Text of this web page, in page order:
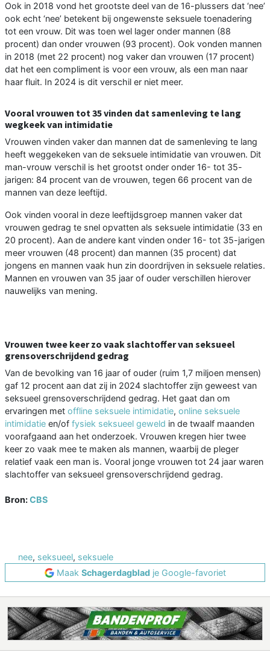
Ook in 2018 vond het grootste deel van de 16-plussers dat ‘nee’
ook echt ‘nee’ betekent bij ongewenste seksuele toenadering
tot een vrouw. Dit was toen wel lager onder mannen (88
procent) dan onder vrouwen (93 procent). Ook vonden mannen
in 2018 (met 22 procent) nog vaker dan vrouwen (17 procent)
dat het een compliment is voor een vrouw, als een man naar
haar fluit. In 2024 is dit verschil er niet meer.
Vooral vrouwen tot 35 vinden dat samenleving te lang
wegkeek van intimidatie
Vrouwen vinden vaker dan mannen dat de samenleving te lang
heeft weggekeken van de seksuele intimidatie van vrouwen. Dit
man-vrouw verschil is het grootst onder onder 16- tot 35-
jarigen: 84 procent van de vrouwen, tegen 66 procent van de
mannen van deze leeftijd.
Ook vinden vooral in deze leeftijdsgroep mannen vaker dat
vrouwen gedrag te snel opvatten als seksuele intimidatie (33 en
20 procent). Aan de andere kant vinden onder 16- tot 35-jarigen
meer vrouwen (48 procent) dan mannen (35 procent) dat
jongens en mannen vaak hun zin doordrijven in seksuele relaties.
Mannen en vrouwen van 35 jaar of ouder verschillen hierover
nauwelijks van mening.
Vrouwen twee keer zo vaak slachtoffer van seksueel
grensoverschrijdend gedrag
Van de bevolking van 16 jaar of ouder (ruim 1,7 miljoen mensen)
gaf 12 procent aan dat zij in 2024 slachtoffer zijn geweest van
seksueel grensoverschrijdend gedrag. Het gaat dan om
ervaringen met offline seksuele intimidatie, online seksuele
intimidatie en/of fysiek seksueel geweld in de twaalf maanden
voorafgaand aan het onderzoek. Vrouwen kregen hier twee
keer zo vaak mee te maken als mannen, waarbij de pleger
relatief vaak een man is. Vooral jonge vrouwen tot 24 jaar waren
slachtoffer van seksueel grensoverschrijdend gedrag.
Bron:CBS
nee, seksueel, seksuele
Maak Schagerdagbladje Google-favoriet